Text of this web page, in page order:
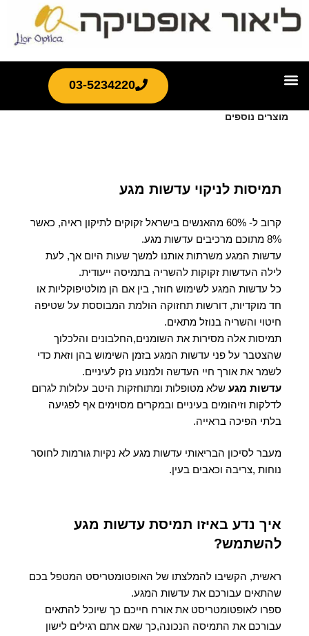
03-5234220
מוצרים נוספים
תמיסות לניקוי עדשות מגע
קרוב ל- 60% מהאנשים בישראל זקוקים לתיקון ראיה, כאשר
8% מתוכם מרכיבים עדשות מגע.
עדשות המגע משרתות אותנו למשך שעות היום אך, לעת
לילה העדשות זקוקות להשריה בתמיסה ייעודית.
כל עדשות המגע לשימוש חוזר, בין אם הן מולטיפוקליות או
חד מוקדיות, דורשות תחזוקה הולמת המבוססת על שטיפה
חיטוי והשריה בנוזל מתאים.
תמיסות אלה מסירות את השומנים,החלבונים והלכלוך
שהצטבר על פני עדשות המגע בזמן השימוש בהן וזאת כדי
לשמר את אורך חיי העדשה ולמנוע נזק לעיניים.
עדשות מגעשלא מטופלות ומתוחזקות היטב עלולות לגרום
לדלקות וזיהומים בעיניים ובמקרים מסוימים אף לפגיעה
בלתי הפיכה בראייה.
מעבר לסיכון הבריאותי עדשות מגע לא נקיות גורמות לחוסר
נוחות ,צריבה וכאבים בעין.
איך נדע באיזו תמיסת עדשות מגע
להשתמש?
ראשית, הקשיבו להמלצתו של האופטומטריסט המטפל בכם
שהתאים עבורכם את עדשות המגע.
ספרו לאופטומטריסט את אורח חייכם כך שיוכל להתאים
עבורכם את התמיסה הנכונה,כך שאם אתם רגילים לישון